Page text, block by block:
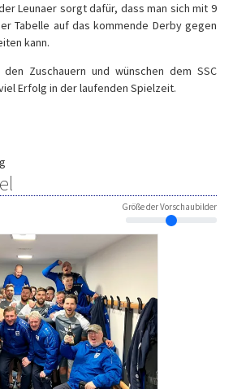
Leunaer sorgt dafür, dass man sich mit 9
Tabelle auf das kommende Derby gegen
kann.
Zuschauern und wünschen dem SSC
Erfolg in der laufenden Spielzeit.
Größe der Vorschaubilder